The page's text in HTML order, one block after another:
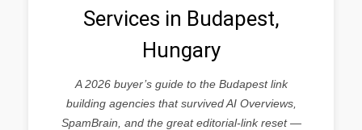
Services in Budapest,
Hungary
A 2026 buyer’s guide to the Budapest link
building agencies that survived AI Overviews,
SpamBrain, and the great editorial-link reset —